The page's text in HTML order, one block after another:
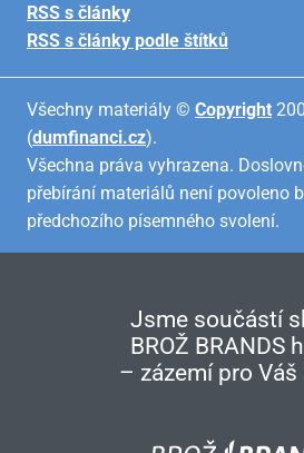
RSS s články
RSS s články podle štítků
Všechny materiály © Copyright
(dumfinanci.cz).
Všechna práva vyhrazena.
přebírání materiálů není povoleno
předchozího písemného svolení.
Jsme součástí
BROŽ BRANDS
– zázemí pro